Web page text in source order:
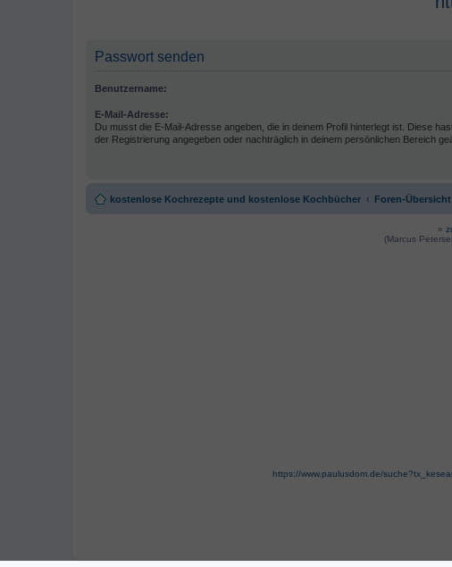
Passwort senden
Benutzername:
E-Mail-Adresse:
Du musst die E-Mail-Adresse angeben, die in deinem Profil hinterlegt ist. Diese
der Registrierung angegeben oder nachträglich in deinem persönlichen Bereich
kostenlose Kochrezepte und kostenlose Kochbücher Foren-Übersicht
»
(Marcus
https://www.paulusdom.de/